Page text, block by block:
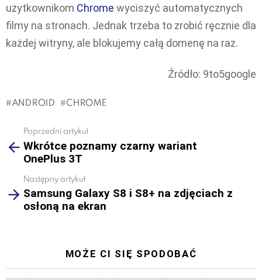
użytkownikom Chrome wyciszyć automatycznych
filmy na stronach. Jednak trzeba to zrobić ręcznie dla
każdej witryny, ale blokujemy całą domenę na raz.
Źródło: 9to5google
ANDROID CHROME
more
Poprzedni artykuł
Wkrótce poznamy czarny wariant
OnePlus 3T
Następny artykuł
Samsung Galaxy S8 i S8+ na zdjęciach z
osłoną na ekran
MOŻE CI SIĘ SPODOBAĆ